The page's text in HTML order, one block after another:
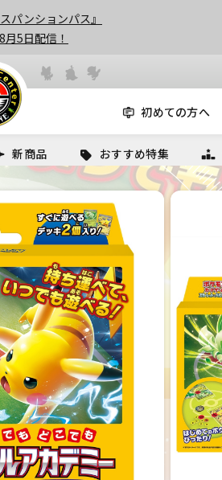
パンションパス』
5日配信！
初めての方へ
新商品 おすすめ特集